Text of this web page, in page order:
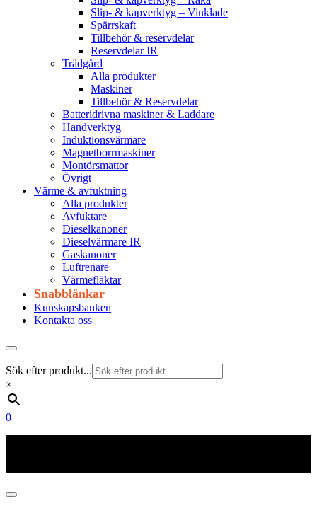
Slip- & kapverktyg – Vinklade
Spärrskaft
Tillbehör & reservdelar
Reservdelar IR
Trädgård
Alla produkter
Maskiner
Tillbehör & Reservdelar
Batteridrivna maskiner & Laddare
Handverktyg
Induktionsvärmare
Magnetborrmaskiner
Montörsmattor
Övrigt
Värme & avfuktning
Alla produkter
Avfuktare
Dieselkanoner
Dieselvärmare IR
Gaskanoner
Luftrenare
Värmefläktar
Snabblänkar
Kunskapsbanken
Kontakta oss
Sök efter produkt...
×
0